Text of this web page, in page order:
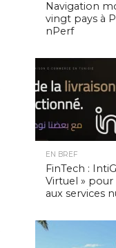
Navigation
vingt pays à
nPerf
EN BREF
FinTech :
Virtuel » pour
aux services